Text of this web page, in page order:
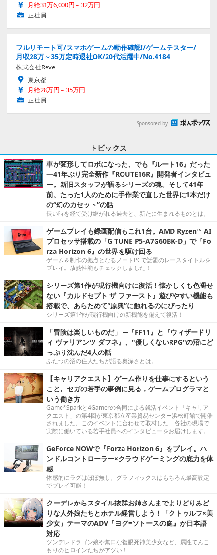
月給31万6,000円～32万円
正社員
フルリモート可/スマホゲームの動作確認!/ゲームテスター/
月収28万～35万定時退社OK/20代活躍中/No.4184
株式会社Reve
東京都
月給28万円～35万円
正社員
Sponsored by
トピックス
車が変形してロボになった、でも『ルート16』だった
―41年ぶり完全新作『ROUTE16R』開発者インタビュ
ー。新旧スタッフが語るシリーズの魂。そして41年
前、たった1人のために手作業で直した世界に1本だけ
の“幻のカセット”の話
長い時を経て受け継がれる過去と、新たに生まれるものとは。
ゲームプレイも録画配信もこれ1台。AMD Ryzen™ AI
プロセッサ搭載の「G TUNE P5-A7G60BK-D」で『Fo
rza Horizon 6』の世界を駆け回る
ゲーム＆制作の拠点となるノートPCで話題のレースタイトルを
プレイ。放熱性能もチェックしました！
シリーズ第1作が現行機向けに復活！懐かしくも色褪せ
ない『カルドセプト ザ ファースト』遊びやすい機能も
搭載で、あらためて“原典”に触れるのにぴったり
シリーズ第1作が現行機向けの新機能を備えて復活！
「冒険は楽しいものだ」 ─『FF11』と『ウィザードリ
ィ ヴァリアンツ ダフネ』、"優しくないRPG"の沼にど
っぷり沈んだ4人の話
ふたつの沼の住人たちが語る奥深さとは。
【キャリアクエスト】ゲーム作りを仕事にするという
こと。セガの若手の事例に見る，ゲームプログラマと
いう働き方
Game*Sparkと4Gamerの合同による就活イベント「キャリア
クエスト」の第4回が東京都立産業貿易センター浜松町館で開催
されました。このイベントに合わせて取材した、各社の現場で
実際に働いている若手社員へのインタビューをお届けします。
GeForce NOWで『Forza Horizon 6』をプレイ。ハ
ンドルコントローラー×クラウドゲーミングの底力を体
感
体感的にラグはほぼ無し。グラフィックスはもちろん最高設定
でプレイ可能！
クーデレからスタイル抜群お姉さんまでよりどりみど
りな人外娘たちとホテル経営しよう！「クトゥルフ×美
少女」テーマのADV『ヨグ=ソトースの庭』が日本語
対応
ツンデレドラゴン娘や無口な複眼死神美少女など、属性てんこ
もりのヒロインたちがアツい！